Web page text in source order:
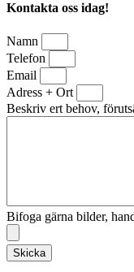
Kontakta oss idag!
Namn
Telefon
Email
Adress + Ort
Beskriv ert behov,
Bifoga gärna bilder,
Skicka